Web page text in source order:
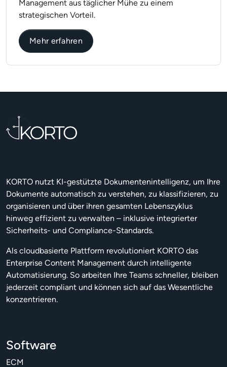
Management aus täglicher Mühe zu einem
strategischen Vorteil.
Mehr erfahrenüber Welche Rolle spielen Metadaten
KORTO nutzt KI-gestützte Dokumentenintelligenz, um Ihre
Dokumente automatisch zu verstehen, zu klassifizieren, zu
organisieren und über ihren gesamten Lebenszyklus
hinweg effizient zu verwalten – inklusive integrierter
Sicherheits- und Compliance-Standards.
Als cloudbasierte Plattform revolutioniert KORTO das
Enterprise Content Management durch intelligente
Automatisierung. So arbeiten Ihre Teams schneller, bleiben
jederzeit compliant und können sich auf das Wesentliche
konzentrieren.
Software
ECM